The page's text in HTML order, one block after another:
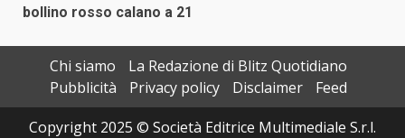
bollino rosso calano a 21
Chi siamo
La Redazione di Blitz Quotidiano
Pubblicità
Privacy policy Disclaimer
Feed
Copyright 2025 © Società Editrice Multimediale S.r.l.